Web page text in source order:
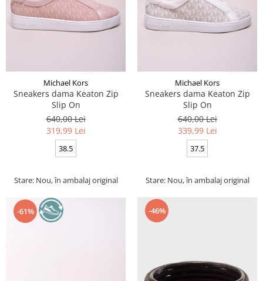
Michael Kors
Sneakers dama Keaton Zip
Slip On
640,00 Lei
319,99 Lei
38.5
Stare: Nou, în ambalaj original
Michael Kors
Sneakers dama Keaton Zip
Slip On
640,00 Lei
339,99 Lei
37.5
Stare: Nou, în ambalaj original
-61% -46%